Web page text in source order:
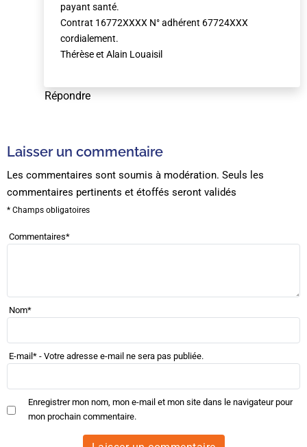
payant santé.
Contrat 16772XXXX N° adhérent 67724XXX
cordialement.
Thérèse et Alain Louaisil
Répondre
Laisser un commentaire
Les commentaires sont soumis à modération. Seuls les
commentaires pertinents et étoffés seront validés
* Champs obligatoires
Commentaires*
Nom*
E-mail* - Votre adresse e-mail ne sera pas publiée.
Enregistrer mon nom, mon e-mail et mon site dans le navigateur pour
mon prochain commentaire.